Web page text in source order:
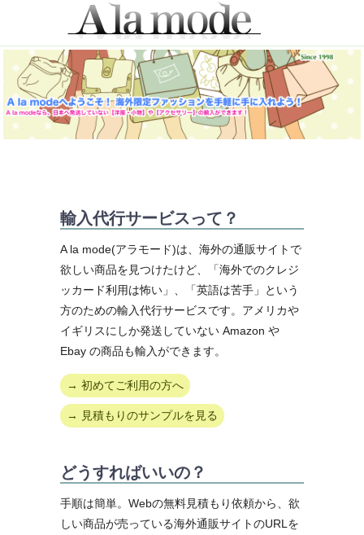
輸入代行サービスって？
A la mode(アラモード)は、海外の通販サイトで
欲しい商品を見つけたけど、「海外でのクレジ
ッカード利用は怖い」、「英語は苦手」という
方のための輸入代行サービスです。アメリカや
イギリスにしか発送していない Amazon や
Ebay の商品も輸入ができます。
→ 初めてご利用の方へ
→ 見積もりのサンプルを見る
どうすればいいの？
手順は簡単。Webの無料見積もり依頼から、欲
しい商品が売っている海外通販サイトのURLを